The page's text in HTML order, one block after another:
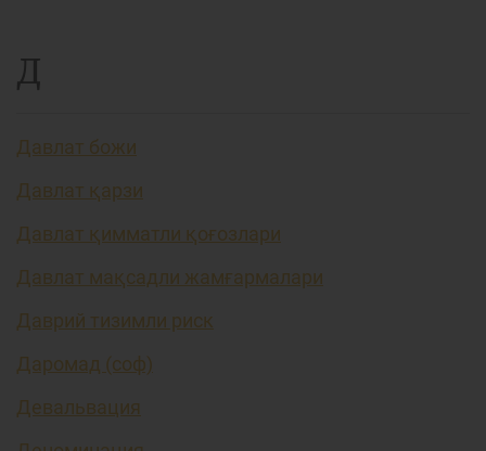
Д
Давлат божи
Давлат қарзи
Давлат қимматли қоғозлари
Давлат мақсадли жамғармалари
Даврий тизимли риск
Даромад (соф)
Девальвация